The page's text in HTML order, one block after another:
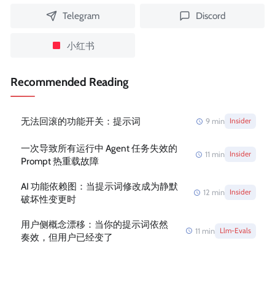
Telegram Discord
小红书
Recommended Reading
无法回滚的功能开关：提示词 9 min Insider
一次导致所有运行中 Agent 任务失效的
Prompt 热重载故障
11 min Insider
AI 功能依赖图：当提示词修改成为静默
破坏性变更时
12 min Insider
用户侧概念漂移：当你的提示词依然
奏效，但用户已经变了
11 min Llm-Evals